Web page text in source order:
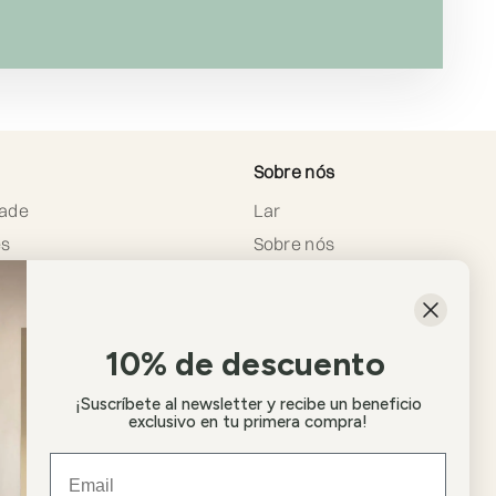
e
Sobre nós
Lar
Sobre nós
Blogue
10% de descuento
¡Suscríbete al newsletter y recibe un beneficio
exclusivo en tu primera compra!